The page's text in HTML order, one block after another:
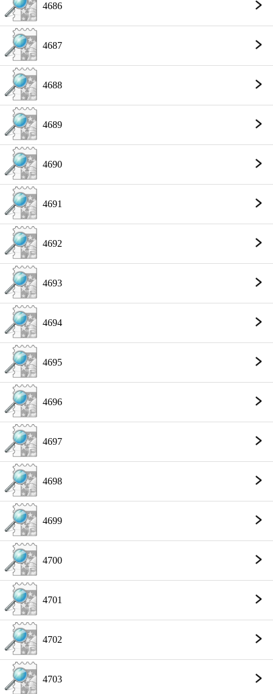
4686
4687
4688
4689
4690
4691
4692
4693
4694
4695
4696
4697
4698
4699
4700
4701
4702
4703